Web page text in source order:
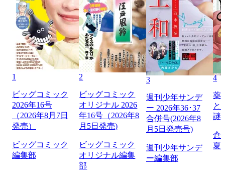
1
ビッグコミック
2026年16号
（2026年8月7日
発売）
ビッグコミック
編集部
2
ビッグコミック
オリジナル 2026
年16号（2026年8
月5日発売)
ビッグコミック
オリジナル編集
部
3
週刊少年サンデ
ー 2026年36･37
合併号(2026年8
月5日発売号)
週刊少年サンデ
ー編集部
4
薬
と
謎
倉
夏